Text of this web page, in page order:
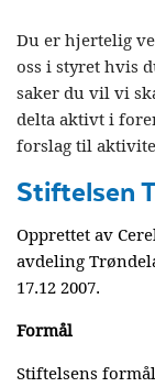
Du er hjertelig
oss i styret hvis
saker du vil vi
delta aktivt i
forslag til
Stiftelsen
Opprettet av
avdeling
17.12 2007.
Formål
Stiftelsens